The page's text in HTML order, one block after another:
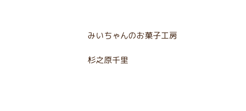
みいちゃんのお菓子工房
杉之原千里